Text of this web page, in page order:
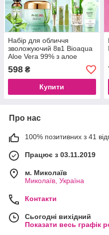
Набір для обличчя
зволожуючий 8в1 Bioaqua
Aloe Vera 99% з алое
598 ₴
Купити
Про нас
100% позитивних з 41
Працює з 03.11.2019
м. Миколаїв
Миколаїв, Україна
Контакти
Сьогодні вихідний
Показати весь графік